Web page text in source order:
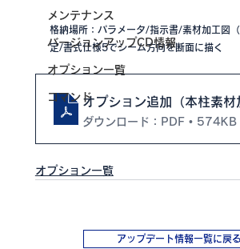
アップデート情報一覧に戻る
メンテナンス
バージョンアップCD情報
オプション一覧
コマンド
格納場所：パラメータ/指示書/素材加工図
定/書式仕様5でシーム方向を断面に描く
オプション追加（本柱素材
ダウンロード：PDF • 574KB
オプション一覧